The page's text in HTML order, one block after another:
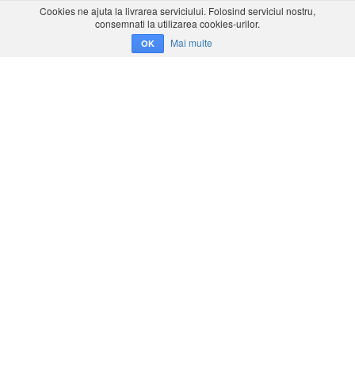
Cookies ne ajuta la livrarea serviciului. Folosind serviciul nostru,
consemnati la utilizarea cookies-urilor.
OK Mai multe